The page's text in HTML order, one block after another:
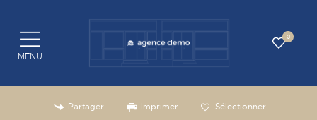
0
MENU
Partager Imprimer Sélectionner